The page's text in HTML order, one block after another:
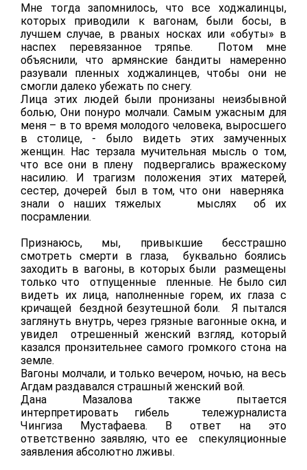
Мне тогда запомнилось, что все ходжалинцы,
которых приводили к вагонам, были босы, в
лучшем случае, в рваных носках или «обуты» в
наспех перевязанное тряпье. Потом мне
объяснили, что армянские бандиты намеренно
разували пленных ходжалинцев, чтобы они не
смогли далеко убежать по снегу.
Лица этих людей были пронизаны неизбывной
болью, Они понуро молчали. Самым ужасным для
меня – в то время молодого человека, выросшего
в столице, - было видеть этих замученных
женщин. Нас терзала мучительная мысль о том,
что все они в плену подвергались вражескому
насилию. И трагизм положения этих матерей,
сестер, дочерей был в том, что они наверняка
знали о наших тяжелых мыслях об их
посрамлении.
Признаюсь, мы, привыкшие бесстрашно
смотреть смерти в глаза, буквально боялись
заходить в вагоны, в которых были размещены
только что отпущенные пленные. Не было сил
видеть их лица, наполненные горем, их глаза с
кричащей бездной безутешной боли. Я пытался
заглянуть внутрь, через грязные вагонные окна, и
увидел отрешенный женский взгляд, который
казался пронзительнее самого громкого стона на
земле.
Вагоны молчали, и только вечером, ночью, на весь
Агдам раздавался страшный женский вой.
Дана Мазалова также пытается
интерпретировать гибель тележурналиста
Чингиза Мустафаева. В ответ на это
ответственно заявляю, что ее спекуляционные
заявления абсолютно лживы.